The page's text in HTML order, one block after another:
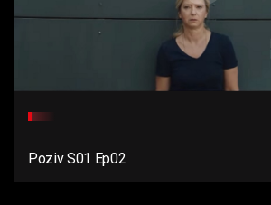
Poziv S01 Ep02